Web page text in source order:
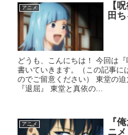
アニメ
【
田
どうも、こんにちは！ 今回は
書いていきます。（この記事に
のでご留意ください） 東堂の
『退屈』 東堂と真依の...
アニメ
『
ニ